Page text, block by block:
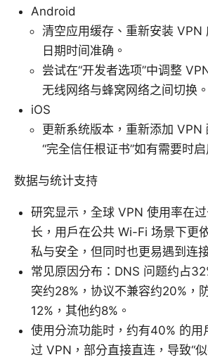
Android
清空应用缓存、重新安装 VPN
日期时间准确。
尝试在“开发者选项”中调整
无线网络与蜂窝网络之间切换。
iOS
更新系统版本，重新添加 VPN
“完全信任根证书”如有需要时启
数据与统计支持
研究显示，全球 VPN 使用率在
长，用户在公共 Wi-Fi 场景下更
私与安全，但同时也更易遇到连
常见原因分布：DNS 问题约占
突约28%，协议不兼容约20%，
12%，其他约8%。
使用分流功能时，约有40% 的用
过 VPN，部分直接直连，导致“